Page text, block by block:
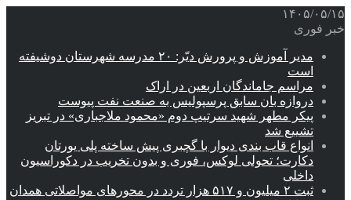
۱۴۰۵/۰۵/۱۵
خبر فوری
مدیر آموزش و پرورش دیّر: ۲۰ مدرسه شهرستان دوشیفته
است
مراسم جاماندگان اربعین در اراک
دروازه بان سابق پرسپولیس به صنعت نفت پیوست
پیکر مطهر شهید سرتیپ دوم «محمود ملاجباری» در تبریز
تشییع شد
انواع قاب بندی دیوار با گچبری پیش ساخته پلی یورتان
دکارت؛ تحولی لوکس، فوری و بدون تخریب در دکوراسیون
داخلی
ثبت ۲ میلیون و ۵۱۷ هزار تردد در محورهای مواصلاتی همدان